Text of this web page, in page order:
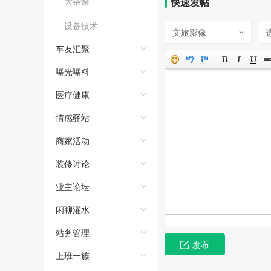
设备技术
车友汇聚
曝光曝料
医疗健康
情感驿站
商家活动
装修讨论
业主论坛
闲聊灌水
站务管理
上班一族
文旅影像
发布